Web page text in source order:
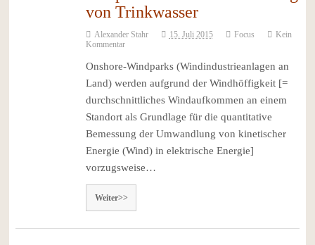
von Trinkwasser
Alexander Stahr 15. Juli 2015 Focus
Kein
Kommentar
Onshore-Windparks (Windindustrieanlagen an
Land) werden aufgrund der Windhöffigkeit [=
durchschnittliches Windaufkommen an einem
Standort als Grundlage für die quantitative
Bemessung der Umwandlung von kinetischer
Energie (Wind) in elektrische Energie]
vorzugsweise…
Weiter>>